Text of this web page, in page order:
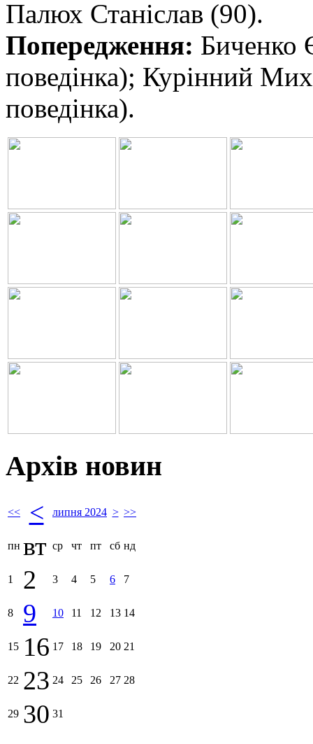
Палюх Станіслав (90).
Попередження: Биченко
поведінка); Курінний
поведінка).
Архів новин
<< < липня 2024 > >>
пн вт ср чт пт сб нд
1 2 3 4 5 6 7
8 9 10 11 12 13 14
15 16 17 18 19 20 21
22 23 24 25 26 27 28
29 30 31